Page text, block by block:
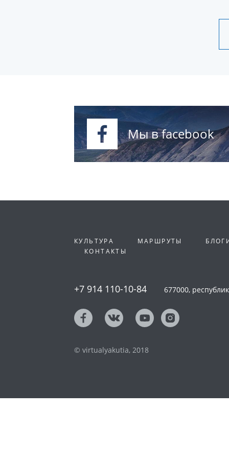
Мы в facebook
КУЛЬТУРА МАРШРУТЫ
КОНТАКТЫ
+7 914 110-10-84 677000,
© virtualyakutia, 2018